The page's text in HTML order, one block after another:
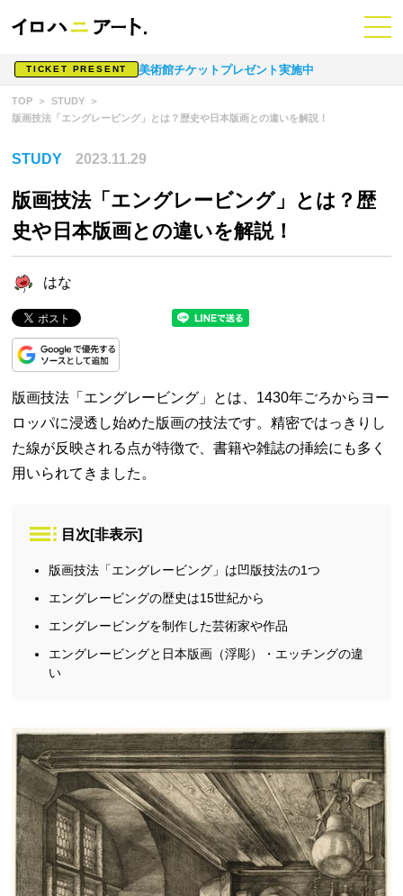
TICKET PRESENT 美術館チケットプレゼント実施中
TOP
STUDY
版画技法「エングレービング」とは？歴史や日本版画との違いを解説！
STUDY 2023.11.29
版画技法「エングレービング」とは？歴
史や日本版画との違いを解説！
はな
版画技法「エングレービング」とは、1430年ごろからヨー
ロッパに浸透し始めた版画の技法です。精密ではっきりし
た線が反映される点が特徴で、書籍や雑誌の挿絵にも多く
用いられてきました。
目次 [非表示]
版画技法「エングレービング」は凹版技法の1つ
エングレービングの歴史は15世紀から
エングレービングを制作した芸術家や作品
エングレービングと日本版画（浮彫）・エッチングの違
い